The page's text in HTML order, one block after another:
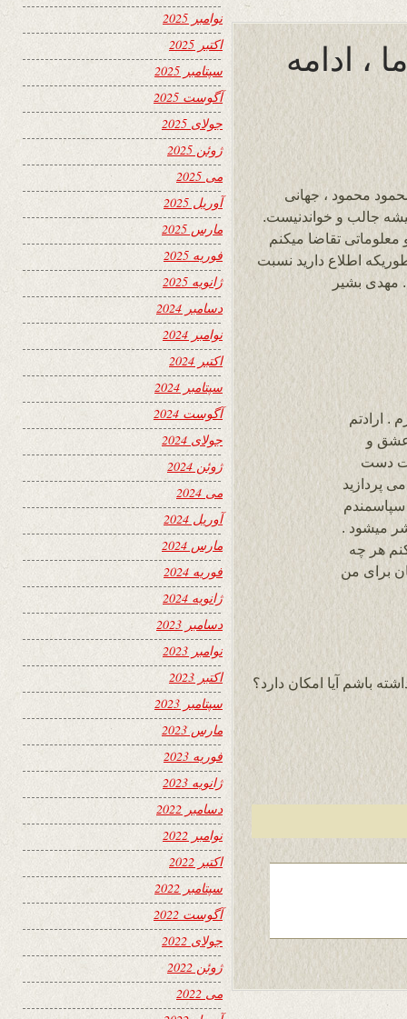
، ادامه
محمود ، جهانی
جالب و خواندنیست.
تقاضا میکنم
اطلاع دارید نسبت
مهدی بشیر
. ارادتم
عشق و
دست
در سایت وزین ۲۴ ساعت می پردازید
سپاسمندم
میشود .
هر چه
برای من
باشم آیا امکان دارد؟
نوامبر 2025
اکتبر 2025
سپتامبر 2025
آگوست 2025
جولای 2025
ژوئن 2025
می 2025
آوریل 2025
مارس 2025
فوریه 2025
ژانویه 2025
دسامبر 2024
نوامبر 2024
اکتبر 2024
سپتامبر 2024
آگوست 2024
جولای 2024
ژوئن 2024
می 2024
آوریل 2024
مارس 2024
فوریه 2024
ژانویه 2024
دسامبر 2023
نوامبر 2023
اکتبر 2023
سپتامبر 2023
مارس 2023
فوریه 2023
ژانویه 2023
دسامبر 2022
نوامبر 2022
اکتبر 2022
سپتامبر 2022
آگوست 2022
جولای 2022
ژوئن 2022
می 2022